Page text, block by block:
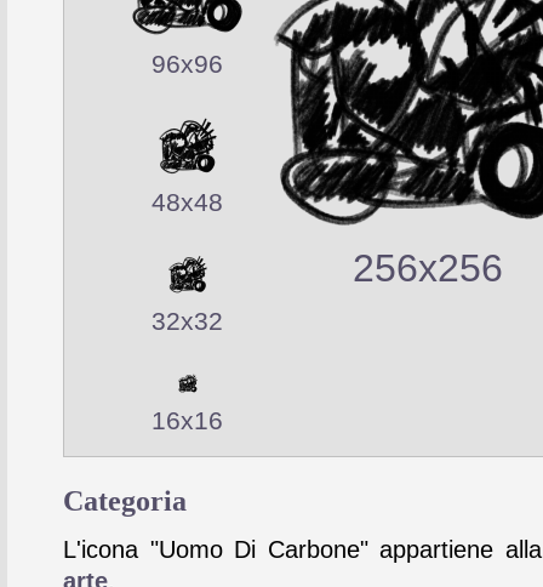
96x96
48x48
32x32
16x16
256x256
Categoria
L'icona "Uomo Di Carbone" appartiene
arte.